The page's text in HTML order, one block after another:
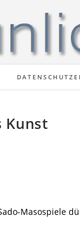
Kunst
Masospiele